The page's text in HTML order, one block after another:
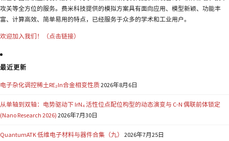
攻关等全方位的服务。费米科技提供的模拟方案具有面向应用、模型新颖、功能丰
富、计算高效、简单易用的特点，已经服务于众多的学术和工业用户。
欢迎加入我们！（点击链接）
最近更新
电子杂化调控稀土RE₂In合金相变性质2026年8月6日
从单轴到双轴：电势驱动下 IrN₄ 活性位点配位构型的动态演变与 C-N 偶联前体锁定
(Nano Research 2026) 2026年7月30日
QuantumATK 低维电子材料与器件合集（九） 2026年7月25日